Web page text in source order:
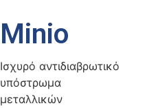
Minio
Ισχυρό αντιδιαβρωτικό
υπόστρωμα
μεταλλικών